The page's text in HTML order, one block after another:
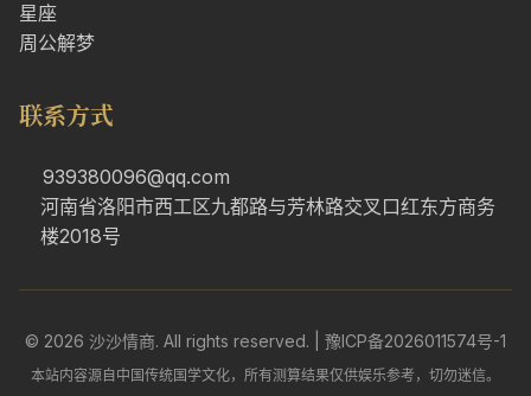
星座
周公解梦
联系方式
939380096@qq.com
河南省洛阳市西工区九都路与芳林路交叉口红东方商务
楼2018号
© 2026 沙沙情商. All rights reserved. | 豫ICP备2026011574号-1
本站内容源自中国传统国学文化，所有测算结果仅供娱乐参考，切勿迷信。